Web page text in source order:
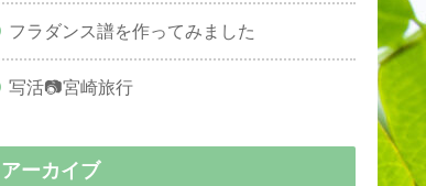
フラダンス譜を作ってみました
写活📷宮崎旅行
アーカイブ